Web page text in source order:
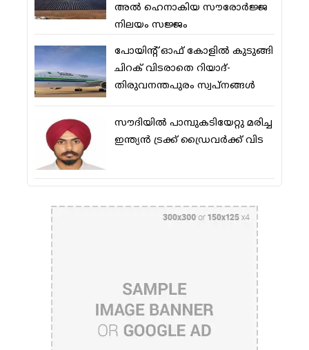
അല്‍ ഹെനാകിയ സൗരോര്‍ജ്ജ
നിലയം സജ്ജം
പോയിന്റ് ഓഫ് കോളില്‍ കുടുങ്ങി
ചിറക് വിടരാതെ റിയാദ്-
തിരുവനന്തപുരം സ്വപ്നങ്ങള്‍
സൗദിയിൽ പാമ്പുകടിയേറ്റു മരിച്ച
ഇന്ത്യൻ ട്രക്ക് ഡ്രൈവർക്ക് വിട